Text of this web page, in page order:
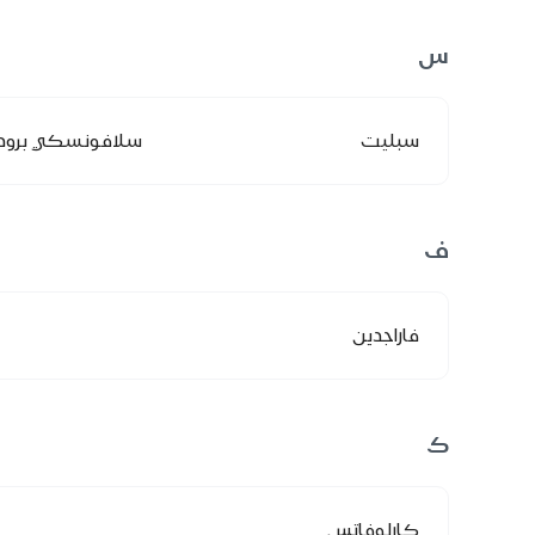
س
سبليت سلافونسكي
ف
فاراجدين
ك
كارلوفاتس